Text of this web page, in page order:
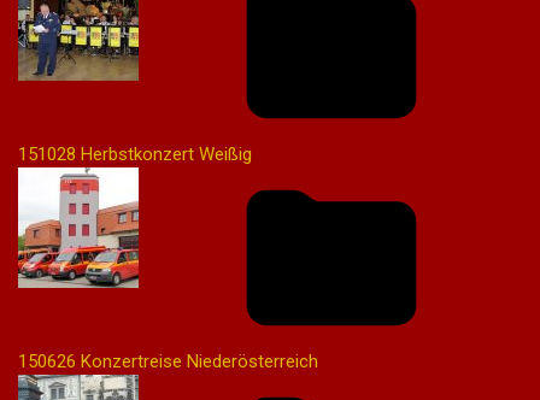
151028 Herbstkonzert Weißig
150626 Konzertreise Niederösterreich